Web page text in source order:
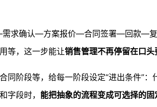
需求确认—方案报价—合同签署—回款—
等，这一步能让销售管理不再停留在口头
同阶段等，给每一阶段设定“进出条件”：
字段时， 能把抽象的流程变成可选择的固